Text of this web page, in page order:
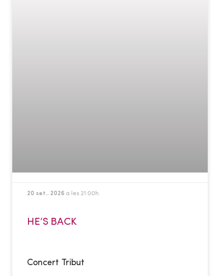
20 set.. 2026 a les 21:00h.
HE’S BACK
Concert Tribut